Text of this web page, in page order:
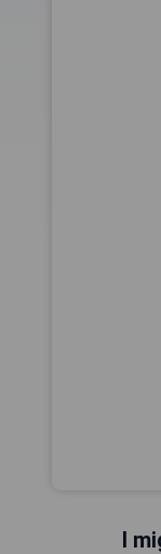
I